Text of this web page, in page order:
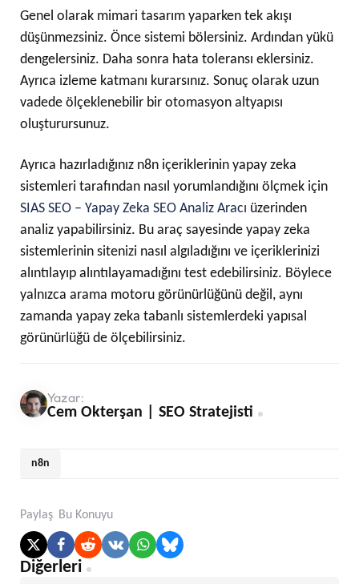
Genel olarak mimari tasarım yaparken tek akışı
düşünmezsiniz. Önce sistemi bölersiniz. Ardından yükü
dengelersiniz. Daha sonra hata toleransı eklersiniz.
Ayrıca izleme katmanı kurarsınız. Sonuç olarak uzun
vadede ölçeklenebilir bir otomasyon altyapısı
oluşturursunuz.
Ayrıca hazırladığınız n8n içeriklerinin yapay zeka
sistemleri tarafından nasıl yorumlandığını ölçmek için
SIAS SEO – Yapay Zeka SEO Analiz Aracı üzerinden
analiz yapabilirsiniz. Bu araç sayesinde yapay zeka
sistemlerinin sitenizi nasıl algıladığını ve içeriklerinizi
alıntılayıp alıntılayamadığını test edebilirsiniz. Böylece
yalnızca arama motoru görünürlüğünü değil, aynı
zamanda yapay zeka tabanlı sistemlerdeki yapısal
görünürlüğü de ölçebilirsiniz.
n8n
Yazar:
Cem Okterşan | SEO Stratejisti
Paylaş Bu Konuyu
Diğerleri
Post